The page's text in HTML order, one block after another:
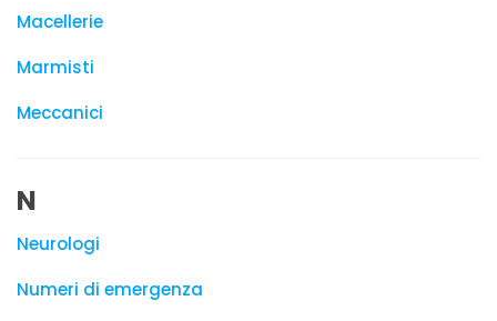
Macellerie
Marmisti
Meccanici
N
Neurologi
Numeri di emergenza